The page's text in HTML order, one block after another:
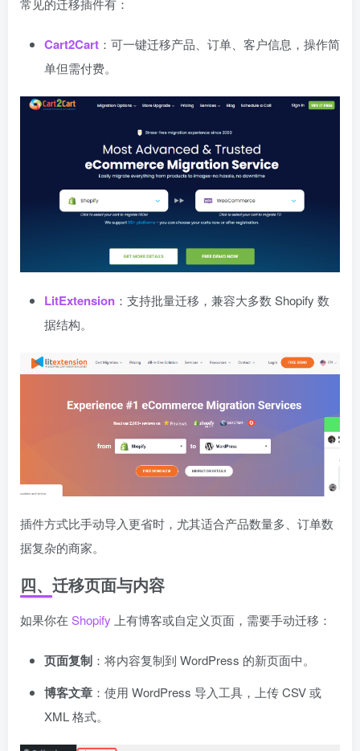
常见的迁移插件有：
Cart2Cart ：可一键迁移产品、订单、客户信息，操作简
单但需付费。
LitExtension ：支持批量迁移，兼容大多数 Shopify 数
据结构。
插件方式比手动导入更省时，尤其适合产品数量多、订单数
据复杂的商家。
四、迁移页面与内容
如果你在 Shopify 上有博客或自定义页面，需要手动迁移：
页面复制 ：将内容复制到 WordPress 的新页面中。
博客文章 ：使用 WordPress 导入工具，上传 CSV 或
XML 格式。